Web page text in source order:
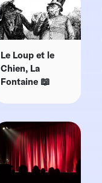
Le Loup et le
Chien, La
Fontaine 📖